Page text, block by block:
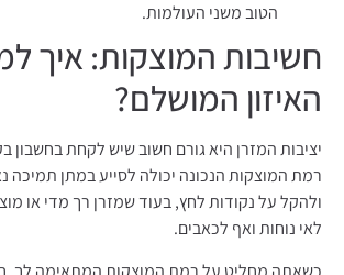
הטוב משני העולמות.
חשיבות המוצקות: איך
האיזון המושלם?
יציבות המזרן היא גורם חשוב שיש לקחת בחשבון
רמת המוצקות הנכונה יכולה לסייע במתן תמיכה
ולהקל על נקודות לחץ, בעוד שמזרן רך מדי או
לאי נוחות ואף לכאבים.